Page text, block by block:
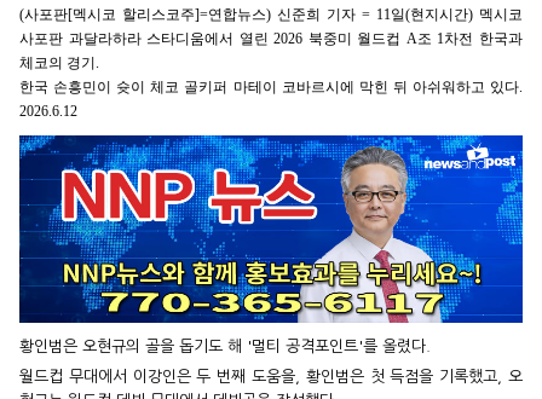
(사포판[멕시코 할리스코주]=연합뉴스) 신준희 기자 = 11일(현지시간) 멕시코
사포판 과달라하라 스타디움에서 열린 2026 북중미 월드컵 A조 1차전 한국과
체코의 경기.
한국 손흥민이 슛이 체코 골키퍼 마테이 코바르시에 막힌 뒤 아쉬워하고 있다.
2026.6.12
황인범은 오현규의 골을 돕기도 해 '멀티 공격포인트'를 올렸다.
월드컵 무대에서 이강인은 두 번째 도움을, 황인범은 첫 득점을 기록했고, 오